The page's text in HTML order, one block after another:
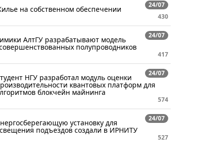
24/07
на собственном обеспечении
430
24/07
АлтГУ разрабатывают модель
полупроводников
417
24/07
НГУ разработал модуль оценки
квантовых платформ для
блокчейн майнинга
574
24/07
установку для
подъездов создали в ИРНИТУ
527